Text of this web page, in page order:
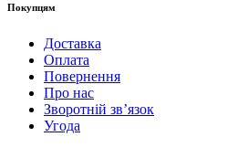
Покупцям
Доставка
Оплата
Повернення
Про нас
Зворотній зв’язок
Угода